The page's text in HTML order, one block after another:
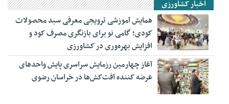
اخبار کشاورزی
همایش آموزشی ترویجی معرفی سبد محصولات
کودی؛ گامی نو برای بازنگری مصرف کود و
افزایش بهره‌وری در کشاورزی
آغاز چهارمین رزمایش سراسری پایش واحدهای
عرضه کننده آفت‌کش‌ها در خراسان رضوی